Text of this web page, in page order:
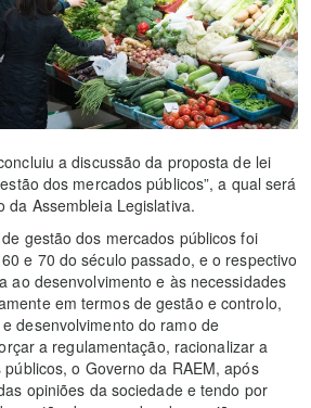
a discussão da proposta de lei
dos mercados públicos”, a qual será
da Assembleia Legislativa.
gestão dos mercados públicos foi
e 70 do século passado, e o respectivo
ao desenvolvimento e às necessidades
em termos de gestão e controlo,
desenvolvimento do ramo de
a regulamentação, racionalizar a
o Governo da RAEM, após
opiniões da sociedade e tendo por